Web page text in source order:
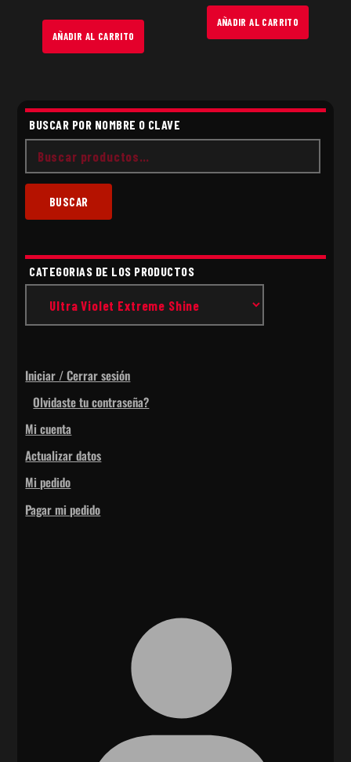
AÑADIR AL CARRITO
AÑADIR AL CARRITO
BUSCAR POR NOMBRE O CLAVE
Buscar
por:
BUSCAR
CATEGORIAS DE LOS PRODUCTOS
Iniciar / Cerrar sesión
Olvidaste tu contraseña?
Mi cuenta
Actualizar datos
Mi pedido
Pagar mi pedido